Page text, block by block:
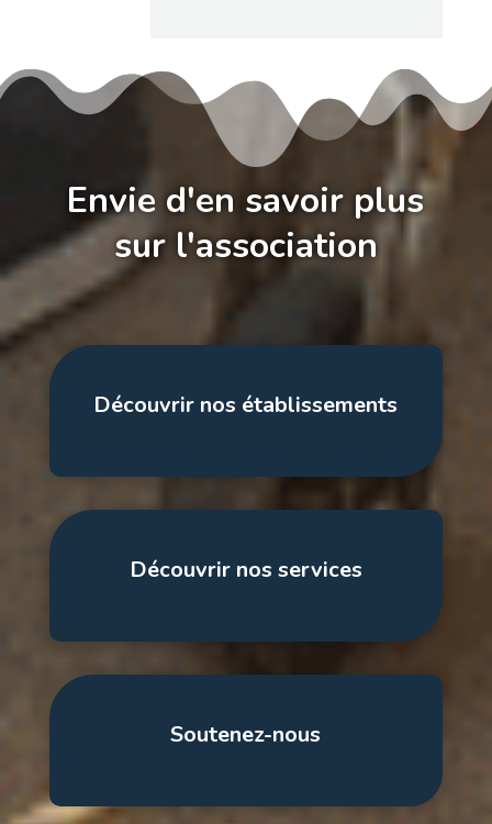
Envie d'en savoir plus
sur l'association
Découvrir nos établissements
Découvrir nos services
Soutenez-nous